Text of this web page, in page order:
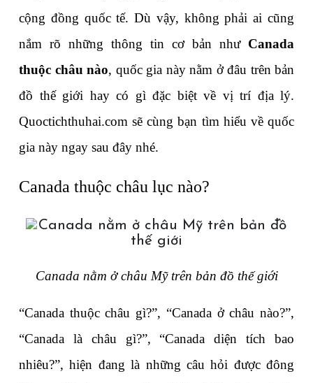
cộng đồng quốc tế. Dù vậy, không phải ai cũng
nắm rõ những thông tin cơ bản như Canada
thuộc châu nào, quốc gia này nằm ở đâu trên bản
đồ thế giới hay có gì đặc biệt về vị trí địa lý.
Quoctichthuhai.com sẽ cùng bạn tìm hiểu về quốc
gia này ngay sau đây nhé.
Canada thuộc châu lục nào?
Canada nằm ở châu Mỹ trên bản đồ thế giới
“Canada thuộc châu gì?”, “Canada ở châu nào?”,
“Canada là châu gì?”, “Canada diện tích bao
nhiêu?”, hiện đang là những câu hỏi được đông